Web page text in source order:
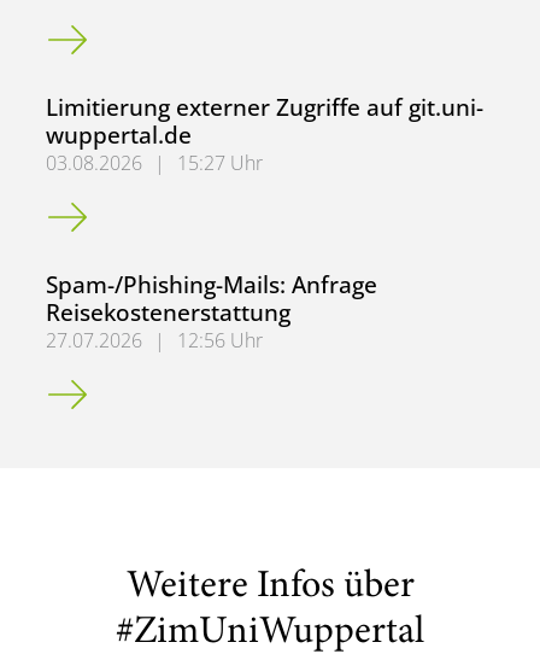
Spam-/Phishing-Mails: Mitarbeiter*innenumfrage
Limitierung externer Zugriffe auf git.uni-
wuppertal.de
03.08.2026 |
15:27 Uhr
Limitierung externer Zugriffe auf git.uni-wuppertal.de
Spam-/Phishing-Mails: Anfrage
Reisekostenerstattung
27.07.2026 |
12:56 Uhr
Spam-/Phishing-Mails: Anfrage Reisekostenerstattung
Weitere Infos über
#ZimUniWuppertal